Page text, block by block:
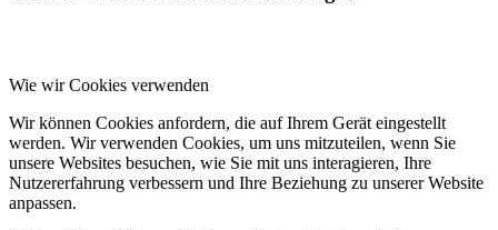
Wie wir Cookies verwenden
Wir können Cookies anfordern, die auf Ihrem Gerät eingestellt
werden. Wir verwenden Cookies, um uns mitzuteilen, wenn Sie
unsere Websites besuchen, wie Sie mit uns interagieren, Ihre
Nutzererfahrung verbessern und Ihre Beziehung zu unserer Website
anpassen.